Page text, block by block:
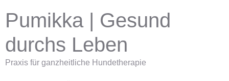
Pumikka | Gesund
durchs Leben
Praxis für ganzheitliche Hundetherapie